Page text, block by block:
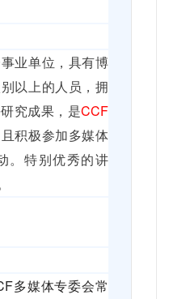
业单位，具有博
以上的人员，拥
究成果，是CCF
且积极参加多媒体
。特别优秀的讲
多媒体专委会常